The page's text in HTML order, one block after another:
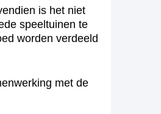
is het niet
speeltuinen te
worden verdeeld
met de